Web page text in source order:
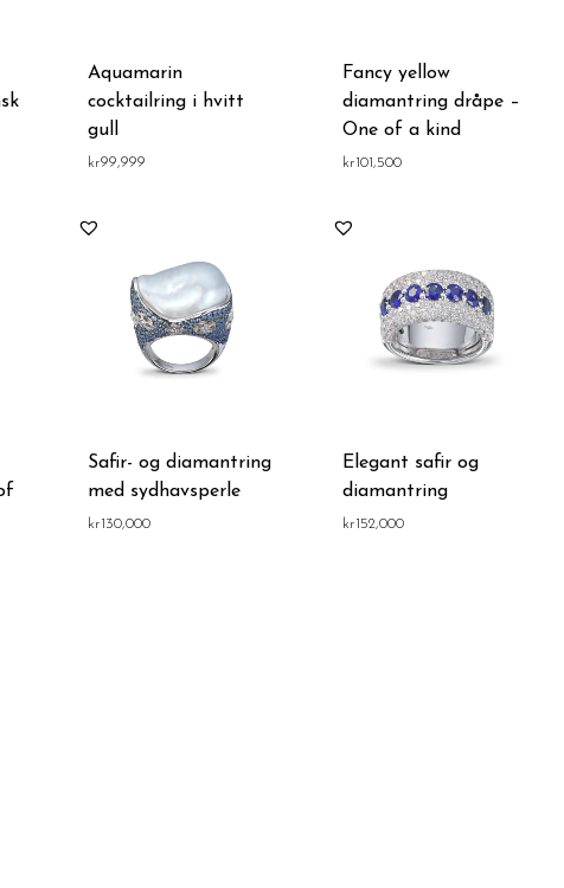
Aquamarin
cocktailring i hvitt
gull
kr99,999
Fancy yellow
diamantring dråpe –
One of a kind
kr101,500
Safir- og diamantring
med sydhavsperle
kr130,000
Elegant safir og
diamantring
kr152,000